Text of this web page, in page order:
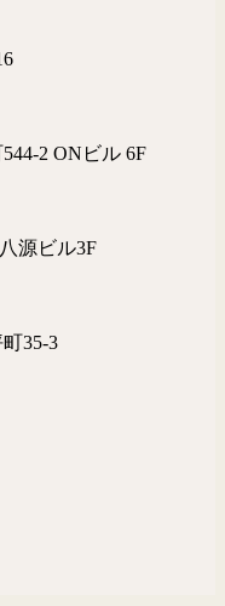
2 ONビル 6F
源ビル3F
35-3